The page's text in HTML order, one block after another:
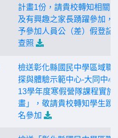
計畫1份，請貴校轉知相關
及有興趣之家長踴躍參加，
予參加人員公（差）假登記
查照
檢送彰化縣國民中學區域職
探與體驗示範中心-大同中心
13學年度寒假營隊課程實施
畫」，敬請貴校轉知學生踴
名參加